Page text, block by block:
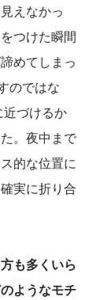
えなかっ
つけた瞬間
めてしまっ
のではな
近づけるか
。夜中まで
的な位置に
実に折り合
も多くいら
ようなモチ